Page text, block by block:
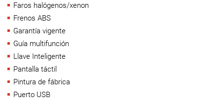
Faros halógenos/xenon
Frenos ABS
Garantía vigente
Guía multifunción
Llave Inteligente
Pantalla táctil
Pintura de fábrica
Puerto USB